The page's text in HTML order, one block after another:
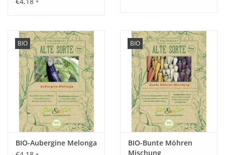
auch bei
Aussaat:
Ab Mitte Februar vorziehen. Ziel ist, blühend nach dem
letzten Frost zu pflanzen.
Keimung:
Ideal über 20 °C, 10 - 14 Tage.
*
BIO
BIO-Aubergine Melonga
BIO
BIO-Bunte Möhren
Mischung